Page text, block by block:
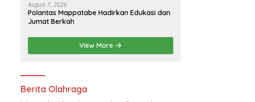
August 7, 2026
Polantas Mappatabe Hadirkan Edukasi dan
Jumat Berkah
View More
Berita Olahraga